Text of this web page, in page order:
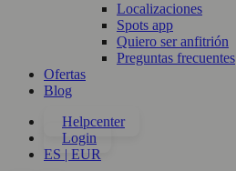
Localizaciones
Spots app
Quiero ser anfitrión
Preguntas frecuentes
Ofertas
Blog
Helpcenter
Login
ES | EUR